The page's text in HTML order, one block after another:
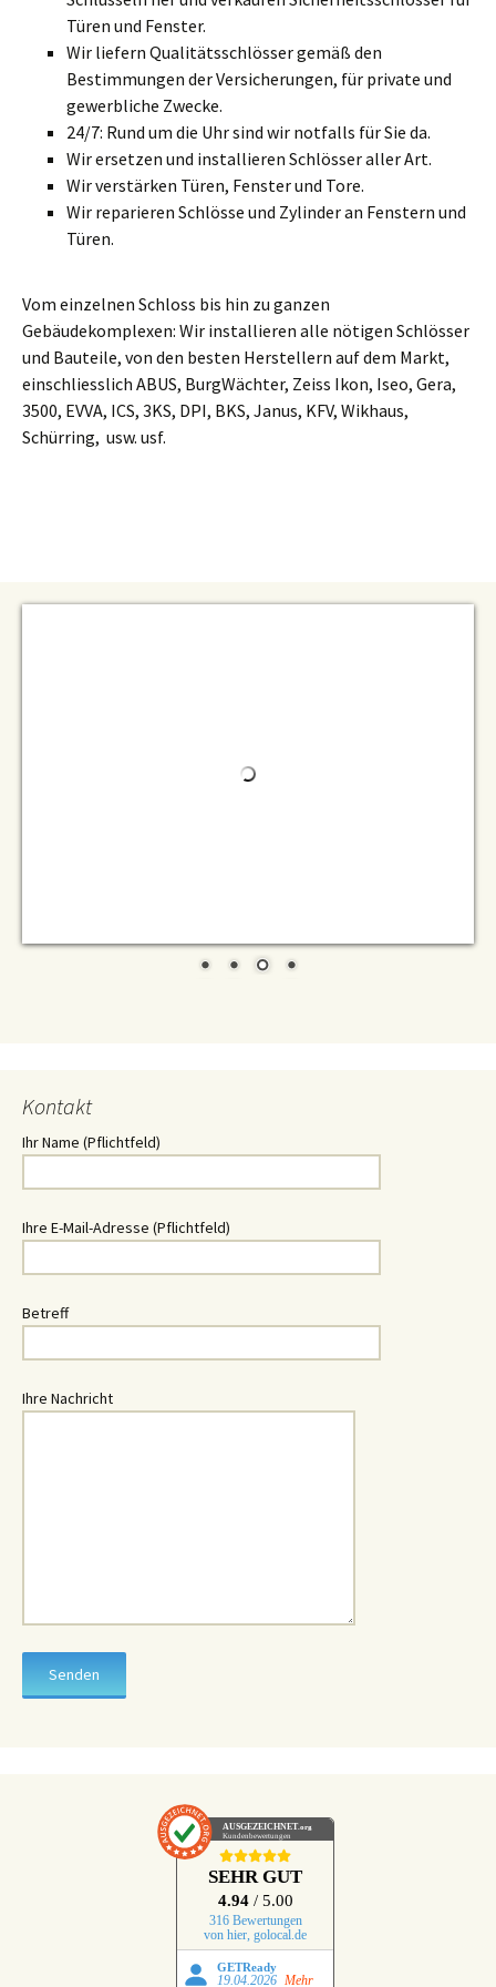
Türen und Fenster.
Wir liefern Qualitätsschlösser gemäß den
Bestimmungen der Versicherungen, für private und
gewerbliche Zwecke.
24/7: Rund um die Uhr sind wir notfalls für Sie da.
Wir ersetzen und installieren Schlösser aller Art.
Wir verstärken Türen, Fenster und Tore.
Wir reparieren Schlösse und Zylinder an Fenstern und
Türen.
Vom einzelnen Schloss bis hin zu ganzen
Gebäudekomplexen: Wir installieren alle nötigen Schlösser
und Bauteile, von den besten Herstellern auf dem Markt,
einschliesslich ABUS, BurgWächter, Zeiss Ikon, Iseo, Gera,
3500, EVVA, ICS, 3KS, DPI, BKS, Janus, KFV, Wikhaus,
Schürring, usw. usf.
Kontakt
Ihr Name (Pflichtfeld)
Ihre E-Mail-Adresse (Pflichtfeld)
Betreff
Ihre Nachricht
AUSGEZEICHNET.org
Kundenbewertungen
SEHR GUT
4.94 / 5.00
316 Bewertungen
von hier, golocal.de
GETReady
19.04.2026 Mehr